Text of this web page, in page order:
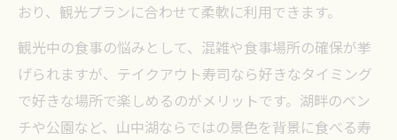
おり、観光プランに合わせて柔軟に利用できます。
観光中の食事の悩みとして、混雑や食事場所の確保が挙
げられますが、テイクアウト寿司なら好きなタイミング
で好きな場所で楽しめるのがメリットです。湖畔のベン
チや公園など、山中湖ならではの景色を背景に食べる寿